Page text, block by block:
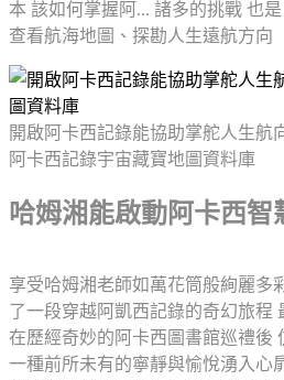
本 該如何掌握阿... 諸多的挑戰 也
查看航海地圖、探勘人生遠航方向
開啟阿卡西記錄能協助掌舵人生航
阿卡西記錄宇宙藏寶地圖資料庫
哈姆湘能啟動阿卡西智
享受哈姆湘老師如萬花筒般絢麗多
了一段穿越阿凱西記錄的奇幻旅程
在歷經奇妙的阿卡西圖書館巡禮後
一種前所未有的寧靜與愉悅湧入心